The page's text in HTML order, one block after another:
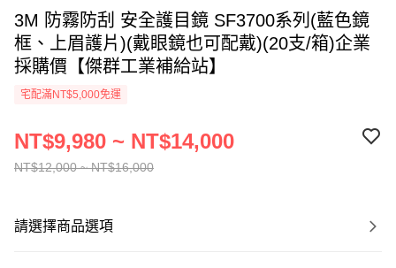
3M 防霧防刮 安全護目鏡 SF3700系列(藍色鏡
框、上眉護片)(戴眼鏡也可配戴)(20支/箱)企業
採購價【傑群工業補給站】
宅配滿NT$5,000免運
NT$12,000 ~ NT$16,000
NT$9,980 ~ NT$14,000
請選擇商品選項